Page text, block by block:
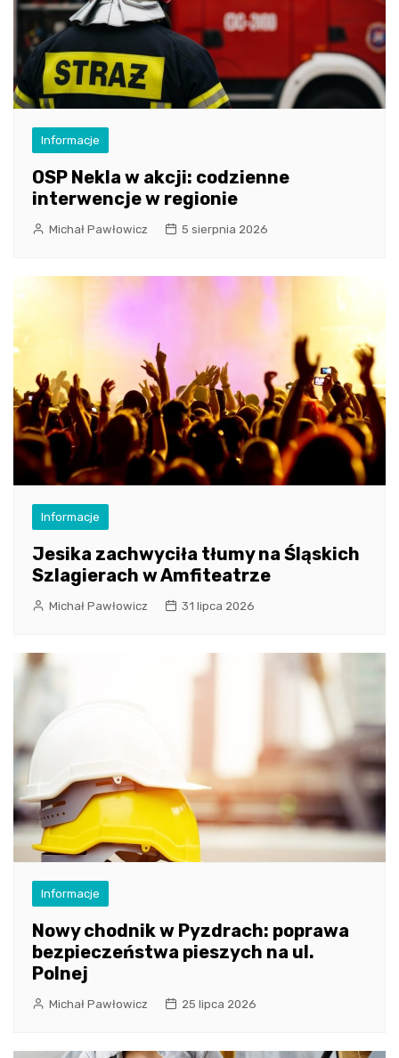
Informacje
OSP Nekla w akcji: codzienne
interwencje w regionie
Michał Pawłowicz 5 sierpnia 2026
Informacje
Jesika zachwyciła tłumy na Śląskich
Szlagierach w Amfiteatrze
Michał Pawłowicz 31 lipca 2026
Informacje
Nowy chodnik w Pyzdrach: poprawa
bezpieczeństwa pieszych na ul.
Polnej
Michał Pawłowicz 25 lipca 2026